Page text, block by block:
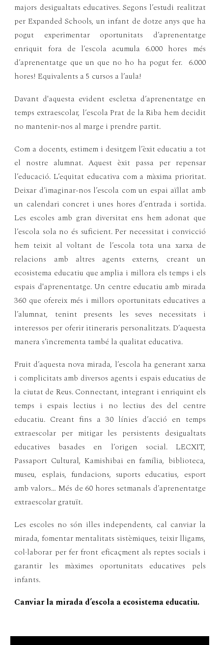
majors desigualtats educatives. Segons l’estudi realitzat
per Expanded Schools, un infant de dotze anys que ha
pogut experimentar oportunitats d’aprenentatge
enriquit fora de l’escola acumula 6.000 hores més
d’aprenentatge que un que no ho ha pogut fer. 6.000
hores! Equivalents a 5 cursos a l’aula!
Davant d'aquesta evident escletxa d’aprenentatge en
temps extraescolar, l’escola Prat de la Riba hem decidit
no mantenir-nos al marge i prendre partit.
Com a docents, estimem i desitgem l’èxit educatiu a tot
el nostre alumnat. Aquest èxit passa per repensar
l’educació. L’equitat educativa com a màxima prioritat.
Deixar d’imaginar-nos l’escola com un espai aïllat amb
un calendari concret i unes hores d’entrada i sortida.
Les escoles amb gran diversitat ens hem adonat que
l’escola sola no és suficient. Per necessitat i convicció
hem teixit al voltant de l’escola tota una xarxa de
relacions amb altres agents externs, creant un
ecosistema educatiu que amplia i millora els temps i els
espais d'aprenentatge. Un centre educatiu amb mirada
360 que ofereix més i millors oportunitats educatives a
l’alumnat, tenint presents les seves necessitats i
interessos per oferir itineraris personalitzats. D’aquesta
manera s’incrementa també la qualitat educativa.
Fruit d’aquesta nova mirada, l’escola ha generant xarxa
i complicitats amb diversos agents i espais educatius de
la ciutat de Reus. Connectant, integrant i enriquint els
temps i espais lectius i no lectius des del centre
educatiu. Creant fins a 30 línies d’acció en temps
extraescolar per mitigar les persistents desigualtats
educatives basades en l’origen social. LECXIT,
Passaport Cultural, Kamishibai en família, biblioteca,
museu, esplais, fundacions, suports educatius, esport
amb valors… Més de 60 hores setmanals d’aprenentatge
extraescolar gratuït.
Les escoles no són illes independents, cal canviar la
mirada, fomentar mentalitats sistèmiques, teixir lligams,
col·laborar per fer front eficaçment als reptes socials i
garantir les màximes oportunitats educatives pels
infants.
Canviar la mirada d’escola a ecosistema educatiu.